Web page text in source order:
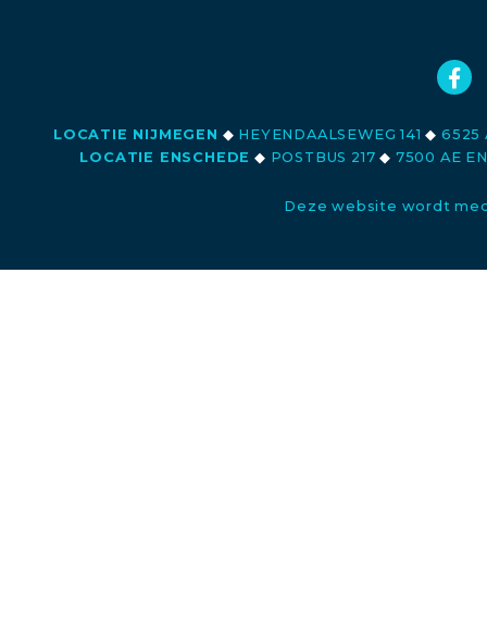
LOCATIE NIJMEGEN ◆ HEYENDAALSEWEG 141◆ 6525
LOCATIE ENSCHEDE ◆ POSTBUS 217◆ 7500 AE
Deze website wordt